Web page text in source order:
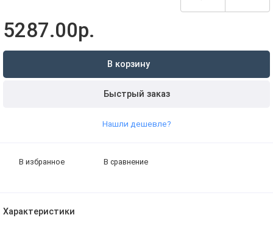
5287.00р.
В корзину
Быстрый заказ
Нашли дешевле?
В избранное В сравнение
Характеристики